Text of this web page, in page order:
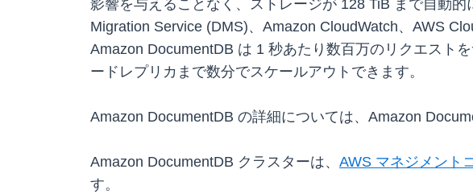
影響を与えることなく、ストレージが 128 TiB まで自動
Migration Service (DMS)、Amazon CloudWatch、AWS
Amazon DocumentDB は 1 秒あたり数百万のリクエスト
ードレプリカまで数分でスケールアウトできます。
Amazon DocumentDB の詳細については、Amazon
Amazon DocumentDB クラスターは、 AWS マネジメント
す。